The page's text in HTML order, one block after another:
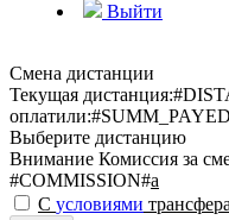
Выйти
Смена дистанции
Текущая дистанция:
оплатили:
Выберите дистанцию
Внимание Комиссия за
#COMMISSION#a
С условиями